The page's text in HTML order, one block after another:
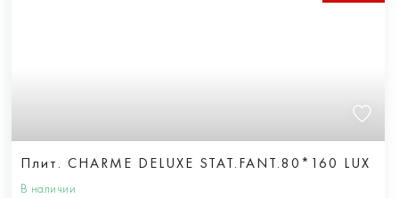
Плит. CHARME DELUXE STAT.FANT.80*160 LUX
В наличии